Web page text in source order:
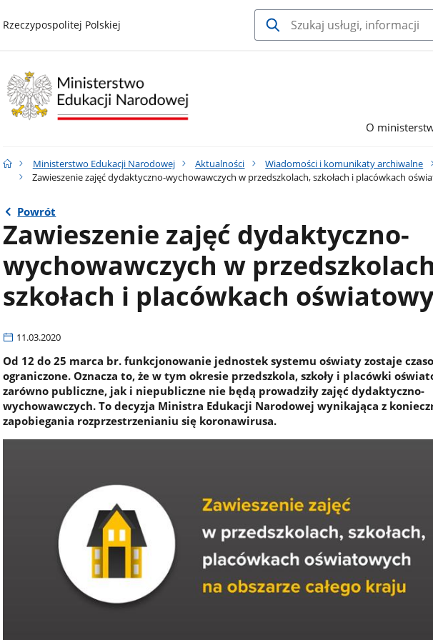
Polskiej
O
Ministerstwo Edukacji Narodowej Aktualności Wiadomości i komunikaty archiwalne
Zawieszenie zajęć dydaktyczno-wychowawczych w przedszkolach, szkołach i placówkach
Powrót
Zawieszenie zajęć dydaktyczno-
wychowawczych w
szkołach i placówkach
11.03.2020
Od 12 do 25 marca br. funkcjonowanie jednostek systemu oświaty zostaje
ograniczone. Oznacza to, że w tym okresie przedszkola, szkoły i placówki
zarówno publiczne, jak i niepubliczne nie będą prowadziły zajęć dydaktyczno-
wychowawczych. To decyzja Ministra Edukacji Narodowej wynikająca z
zapobiegania rozprzestrzenianiu się koronawirusa.